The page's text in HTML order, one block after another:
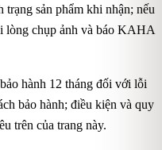
sản phẩm khi nhận; nếu
lòng chụp ảnh và báo KAHA
hành 12 tháng đối với lỗi
bảo hành; điều kiện và quy
trên của trang này.